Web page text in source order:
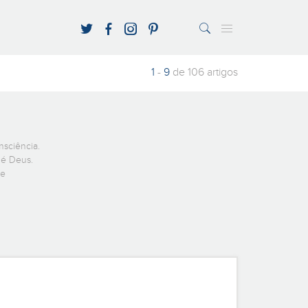
Razões para Acreditar
André Michael Almeida
1 - 9 de 106 artigos
Deus.